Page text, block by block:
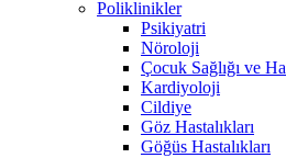
Poliklinikler
Psikiyatri
Nöroloji
Çocuk Sağlığı ve
Kardiyoloji
Cildiye
Göz Hastalıkları
Göğüs Hastalıkları